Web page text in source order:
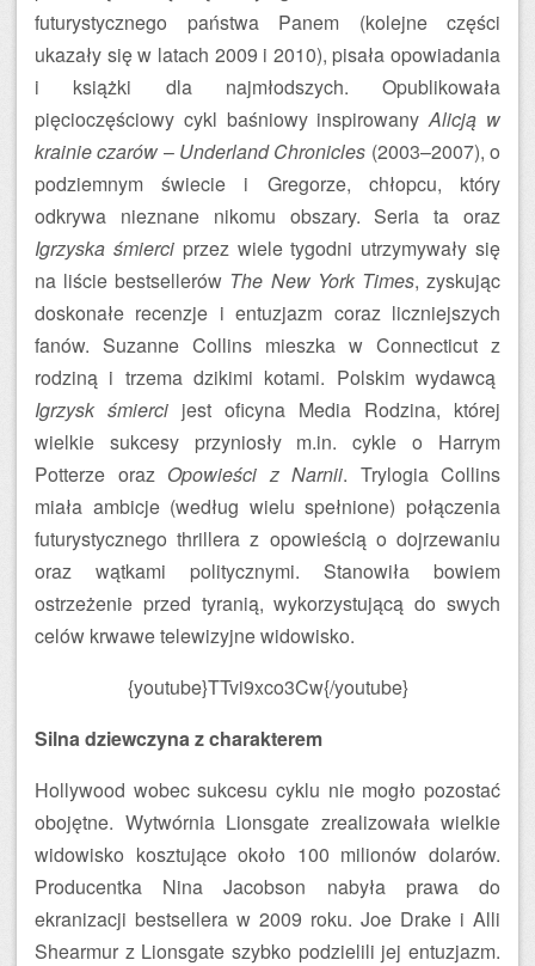
futurystycznego państwa Panem (kolejne części
ukazały się w latach 2009 i 2010), pisała opowiadania
i książki dla najmłodszych. Opublikowała
pięcioczęściowy cykl baśniowy inspirowanyAlicją w
krainie czarów – Underland Chronicles (2003–2007), o
podziemnym świecie i Gregorze, chłopcu, który
odkrywa nieznane nikomu obszary. Seria ta oraz
Igrzyska śmierciprzez wiele tygodni utrzymywały się
na liście bestsellerów The New York Times, zyskując
doskonałe recenzje i entuzjazm coraz liczniejszych
fanów. Suzanne Collins mieszka w Connecticut z
rodziną i trzema dzikimi kotami. Polskim wydawcą
Igrzysk śmierci jest oficyna Media Rodzina, której
wielkie sukcesy przyniosły m.in. cykle o Harrym
Potterze oraz Opowieści z Narnii. Trylogia Collins
miała ambicje (według wielu spełnione) połączenia
futurystycznego thrillera z opowieścią o dojrzewaniu
oraz wątkami politycznymi. Stanowiła bowiem
ostrzeżenie przed tyranią, wykorzystującą do swych
celów krwawe telewizyjne widowisko.
{youtube}TTvi9xco3Cw{/youtube}
Silna dziewczyna z charakterem
Hollywood wobec sukcesu cyklu nie mogło pozostać
obojętne. Wytwórnia Lionsgate zrealizowała wielkie
widowisko kosztujące około 100 milionów dolarów.
Producentka Nina Jacobson nabyła prawa do
ekranizacji bestsellera w 2009 roku. Joe Drake i Alli
Shearmur z Lionsgate szybko podzielili jej entuzjazm.